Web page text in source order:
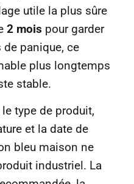
utile la plus sûre
2 mois pour garder
panique, ce
plus longtemps
stable.
type de produit,
et la date de
bleu maison ne
industriel. La